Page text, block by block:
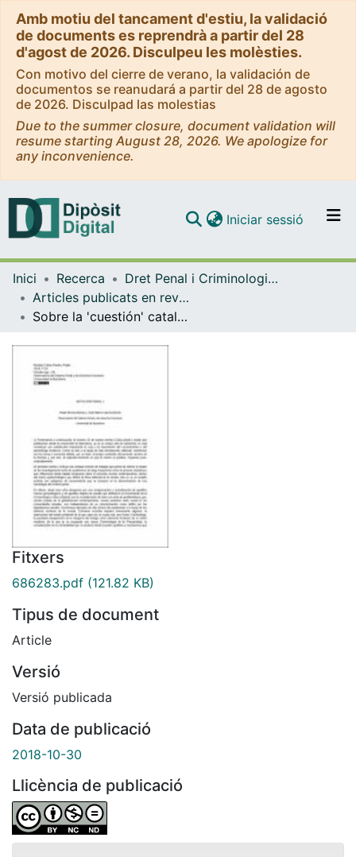
Amb motiu del tancament d'estiu, la validació
de documents es reprendrà a partir del 28
d'agost de 2026. Disculpeu les molèsties.
Con motivo del cierre de verano, la validación de
documentos se reanudará a partir del 28 de agosto
de 2026. Disculpad las molestias
Due to the summer closure, document validation will
resume starting August 28, 2026. We apologize for
any inconvenience.
Navega per tot el DD
Com publicar
Contacte
Iniciar sessió (current)
Inici Recerca
Dret Penal i Criminologia, i Dret Internacional Públic i Relacions Internacional
Articles publicats en revistes (Dret Penal i Criminologia, i Dret Internacional Públic i Relacions Internacional)
Sobre la 'cuestión' catalana
Fitxers
686283.pdf (121.82 KB)
Tipus de document
Article
Versió
Versió publicada
Data de publicació
2018-10-30
Llicència de publicació